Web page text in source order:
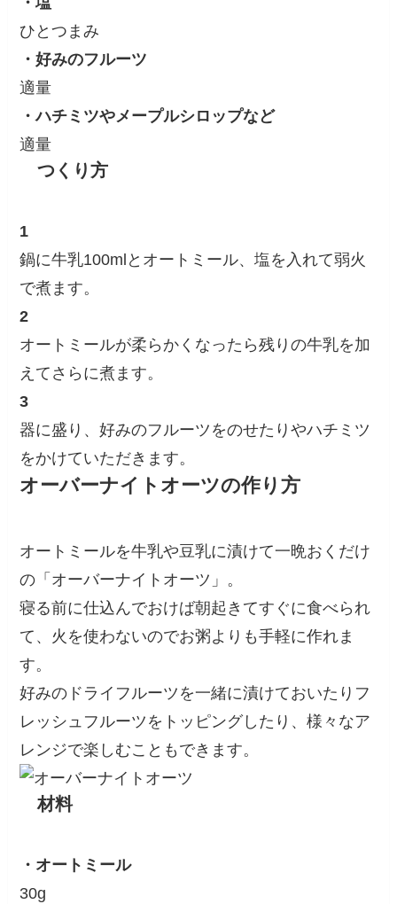
ひとつまみ
・好みのフルーツ
適量
・ハチミツやメープルシロップなど
適量
つくり方
1
鍋に牛乳100mlとオートミール、塩を入れて弱火
で煮ます。
2
オートミールが柔らかくなったら残りの牛乳を加
えてさらに煮ます。
3
器に盛り、好みのフルーツをのせたりやハチミツ
をかけていただきます。
オーバーナイトオーツの作り方
オートミールを牛乳や豆乳に漬けて一晩おくだけ
の「オーバーナイトオーツ」。
寝る前に仕込んでおけば朝起きてすぐに食べられ
て、火を使わないのでお粥よりも手軽に作れま
す。
好みのドライフルーツを一緒に漬けておいたりフ
レッシュフルーツをトッピングしたり、様々なア
レンジで楽しむこともできます。
材料
・オートミール
30g